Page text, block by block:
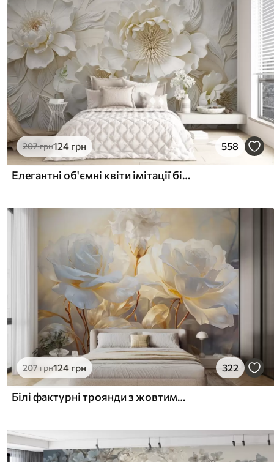
207грн124 грн 558
Елегантні об'ємні квіти імітації білої півонії з м'якими пелюстками та пастельно-жовтими серединками на світлому фоні
207грн124 грн 322
Білі фактурні троянди з жовтими стеблами і листям, м'яке освітлення, світлий фон з розмитими квітковими формами